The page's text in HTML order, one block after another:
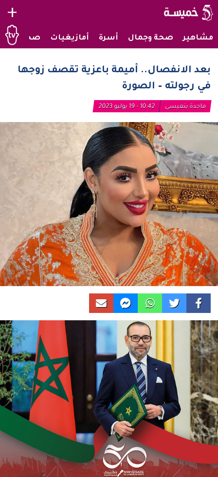
+
مشاهير صحة وجمال أسرة أمازيغيات صحراويات
بعد الانفصال.. أميمة باعزية تقصف زوجها
في رجولته – الصورة
ماجدة بنعيسى 10:42 - 19 يوليو 2023